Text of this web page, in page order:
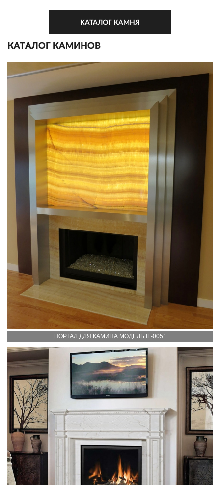
КАТАЛОГ КАМНЯ
КАТАЛОГ КАМИНОВ
ПОРТАЛ ДЛЯ КАМИНА МОДЕЛЬ IF-0051